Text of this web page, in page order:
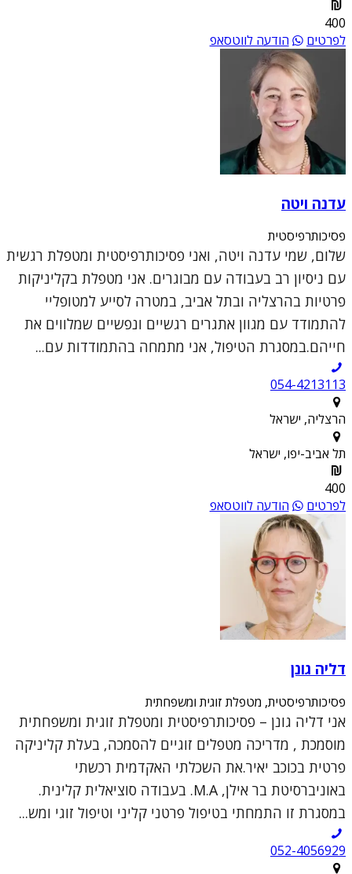
400
לפרטים
הודעה לווטסאפ
עדנה ויטה
פסיכותרפיסטית
שלום, שמי עדנה ויטה, ואני פסיכותרפיסטית ומטפלת רגשית
עם ניסיון רב בעבודה עם מבוגרים. אני מטפלת בקליניקות
פרטיות בהרצליה ובתל אביב, במטרה לסייע למטופליי
להתמודד עם מגוון אתגרים רגשיים ונפשיים שמלווים את
חייהם.במסגרת הטיפול, אני מתמחה בהתמודדות עם...
054-4213113
הרצליה, ישראל
תל אביב-יפו, ישראל
400
לפרטים
הודעה לווטסאפ
דליה גונן
פסיכותרפיסטית, מטפלת זוגית ומשפחתית
אני דליה גונן – פסיכותרפיסטית ומטפלת זוגית ומשפחתית
מוסמכת , מדריכה מטפלים זוגיים להסמכה, בעלת קליניקה
פרטית בכוכב יאיר.את השכלתי האקדמית רכשתי
באוניברסיטת בר אילן, M.A. בעבודה סוציאלית קלינית.
במסגרת זו התמחתי בטיפול פרטני קליני וטיפול זוגי ומש...
052-4056929